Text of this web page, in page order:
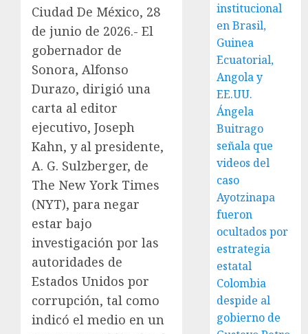
Ciudad De México, 28
de junio de 2026.- El
gobernador de
Sonora, Alfonso
Durazo, dirigió una
carta al editor
ejecutivo, Joseph
Kahn, y al presidente,
A. G. Sulzberger, de
The New York Times
(NYT), para negar
estar bajo
investigación por las
autoridades de
Estados Unidos por
corrupción, tal como
indicó el medio en un
institucional
en Brasil,
Guinea
Ecuatorial,
Angola y
EE.UU.
Ángela
Buitrago
señala que
videos del
caso
Ayotzinapa
fueron
ocultados por
estrategia
estatal
Colombia
despide al
gobierno de